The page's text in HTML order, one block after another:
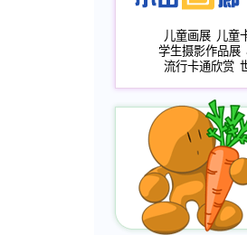
儿童画展 儿童
学生摄影作品展
流行卡通欣赏